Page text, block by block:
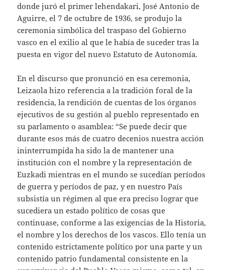
donde juró el primer lehendakari, José Antonio de
Aguirre, el 7 de octubre de 1936, se produjo la
ceremonia simbólica del traspaso del Gobierno
vasco en el exilio al que le había de suceder tras la
puesta en vigor del nuevo Estatuto de Autonomía.
En el discurso que pronunció en esa ceremonia,
Leizaola hizo referencia a la tradición foral de la
residencia, la rendición de cuentas de los órganos
ejecutivos de su gestión al pueblo representado en
su parlamento o asamblea: “Se puede decir que
durante esos más de cuatro decenios nuestra acción
ininterrumpida ha sido la de mantener una
institución con el nombre y la representación de
Euzkadi mientras en el mundo se sucedían períodos
de guerra y períodos de paz, y en nuestro País
subsistía un régimen al que era preciso lograr que
sucediera un estado político de cosas que
continuase, conforme a las exigencias de la Historia,
el nombre y los derechos de los vascos. Ello tenía un
contenido estrictamente político por una parte y un
contenido patrio fundamental consistente en la